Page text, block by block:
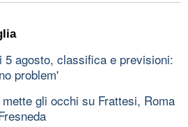
5 agosto, classifica e previsioni:
problem'
gli occhi su Frattesi, Roma